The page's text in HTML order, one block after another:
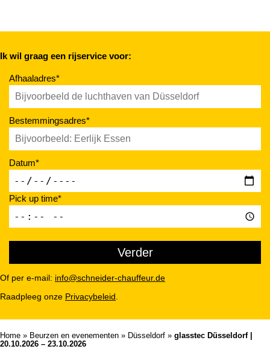
Ik wil graag een rijservice voor:
Afhaaladres*
Bestemmingsadres*
Datum*
Pick up time*
Of per e-mail: info@schneider-chauffeur.de
Raadpleeg onze Privacybeleid
Home » Beurzen en evenementen » Düsseldorf » glasstec Düsseldorf |
20.10.2026 – 23.10.2026